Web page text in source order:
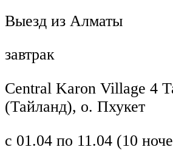
Выезд из Алматы
завтрак
Central Karon Village 4
(Тайланд), о. Пхукет
с 01.04 по 11.04 (10